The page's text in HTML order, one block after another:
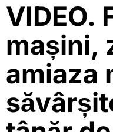
VIDEO.
mașini,
amiaza